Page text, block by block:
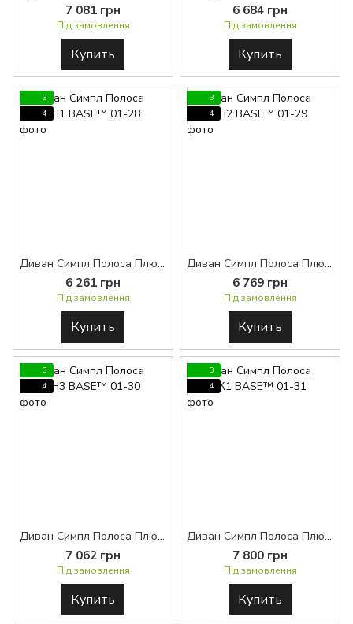
7 081 грн
Під замовлення
Купить
6 684 грн
Під замовлення
Купить
3
4
Диван Симпл Полоса Плюс H1 BASE™
6 261 грн
Під замовлення
Купить
3
4
Диван Симпл Полоса Плюс H2 BASE™
6 769 грн
Під замовлення
Купить
3
4
Диван Симпл Полоса Плюс H3 BASE™
7 062 грн
Під замовлення
Купить
3
4
Диван Симпл Полоса Плюс К1 BASE™
7 800 грн
Під замовлення
Купить